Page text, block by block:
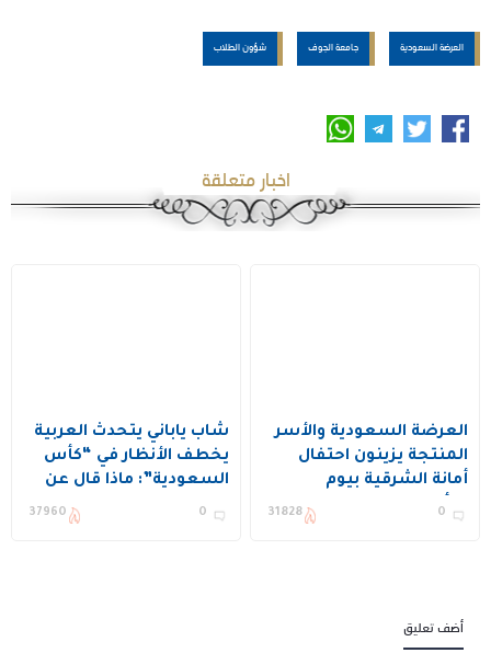
العرضة السعودية جامعة الجوف شؤون الطلاب
اخبار متعلقة
العرضة السعودية والأسر
المنتجة يزينون احتفال
أمانة الشرقية بيوم
التأسيس
0
31828
شاب ياباني يتحدث العربية
يخطف الأنظار في “كأس
السعودية”: ماذا قال عن
الهلال والعرضة والكبسة؟
0
37960
أضف تعليق